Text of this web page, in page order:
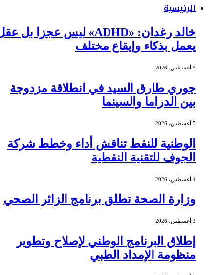
الرئيسية
خالد رغدان: «ADHD» ليس عجزا بل عقل
يعمل بذكاء وإيقاع مختلف
جوري طارق السيد في انطلاقة مزدوجة
بين الدراما والسينما
الوطنية للنفط تناقش أداء وخطط شركة
الجوف للتقنية النفطية
وزارة الصحة تطلق برنامج الزائر الصحي
إطلاق البرنامج الوطني لإصلاح وتطوير
منظومة الإمداد الطبي